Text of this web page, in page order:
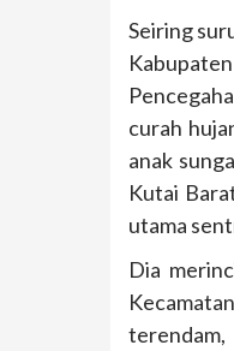
Seiring
curah
anak
Kutai
utama
Dia
terendam,